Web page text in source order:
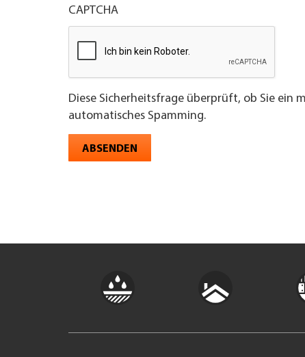
CAPTCHA
Diese Sicherheitsfrage überprüft, ob Sie ein
automatisches Spamming.
ABSENDEN